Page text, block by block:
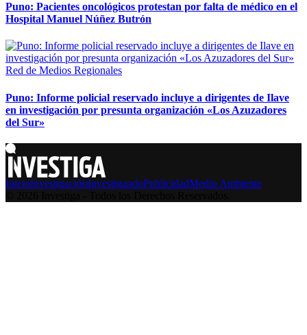
Puno: Pacientes oncológicos protestan por falta de médico en el
Hospital Manuel Núñez Butrón
Red de Medios Regionales
Puno: Informe policial reservado incluye a dirigentes de Ilave
en investigación por presunta organización «Los Azuzadores
del Sur»
InicioInvestigaciónInvestigandoPublicidadMedio Ambiente